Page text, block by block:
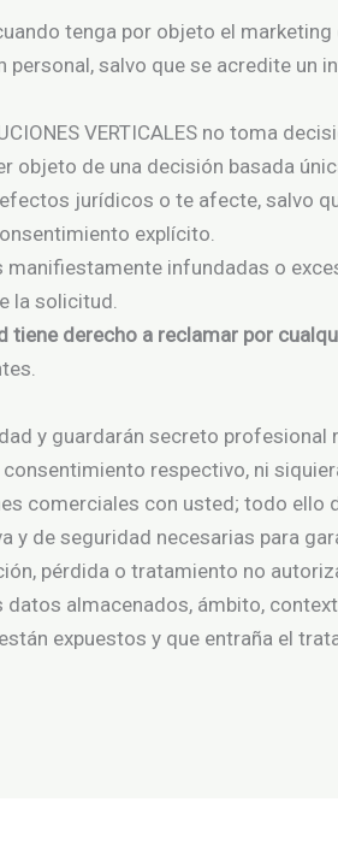
tenga por objeto el
salvo que se acredite un
VERTICALES no toma
de una decisión basada
jurídicos o te afecte, salvo
explícito.
infundadas o
la solicitud.
tiene derecho a reclamar por
y guardarán secreto profesional
respectivo, ni
comerciales con usted; todo ello
y de seguridad necesarias para
pérdida o tratamiento no
almacenados, ámbito,
expuestos y que entraña el